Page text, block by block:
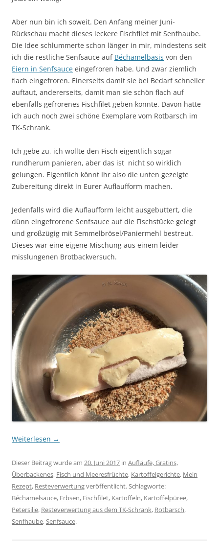
Aber nun bin ich soweit. Den Anfang meiner Juni-
Rückschau macht dieses leckere Fischfilet mit Senfhaube.
Die Idee schlummerte schon länger in mir, mindestens seit
ich die restliche Senfsauce auf Béchamelbasis von den
Eiern in Senfsauce eingefroren habe. Und zwar ziemlich
flach eingefroren. Einerseits damit sie bei Bedarf schneller
auftaut, andererseits, damit man sie schön flach auf
ebenfalls gefrorenes Fischfilet geben konnte. Davon hatte
ich auch noch zwei schöne Exemplare vom Rotbarsch im
TK-Schrank.
Ich gebe zu, ich wollte den Fisch eigentlich sogar
rundherum panieren, aber das ist nicht so wirklich
gelungen. Eigentlich könnt Ihr also die unten gezeigte
Zubereitung direkt in Eurer Auflaufform machen.
Jedenfalls wird die Auflaufform leicht ausgebuttert, die
dünn eingefrorene Senfsauce auf die Fischstücke gelegt
und großzügig mit Semmelbrösel/Paniermehl bestreut.
Dieses war eine eigene Mischung aus einem leider
misslungenen Brotbackversuch.
Weiterlesen →
Dieser Beitrag wurde am 20. Juni 2017 in Aufläufe, Gratins,
Überbackenes, Fisch und Meeresfrüchte, Kartoffelgerichte, Mein
Rezept, Resteverwertungveröffentlicht. Schlagworte:
Béchamelsauce, Erbsen, Fischfilet, Kartoffeln, Kartoffelpüree,
Petersilie, Resteverwertung aus dem TK-Schrank, Rotbarsch,
Senfhaube,Senfsauce.